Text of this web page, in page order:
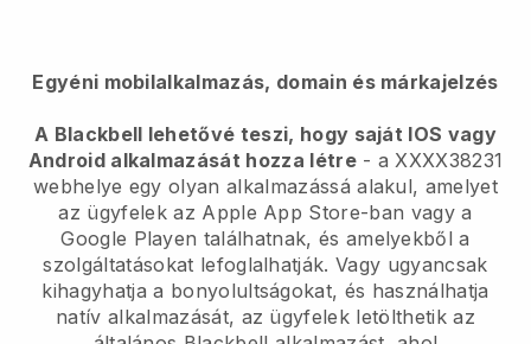
Egyéni mobilalkalmazás, domain és márkajelzés
A Blackbell lehetővé teszi, hogy saját IOS vagy
Android alkalmazását hozza létre- a XXXX38231
webhelye egy olyan alkalmazássá alakul, amelyet
az ügyfelek az Apple App Store-ban vagy a
Google Playen találhatnak, és amelyekből a
szolgáltatásokat lefoglalhatják. Vagy ugyancsak
kihagyhatja a bonyolultságokat, és használhatja
natív alkalmazását, az ügyfelek letölthetik az